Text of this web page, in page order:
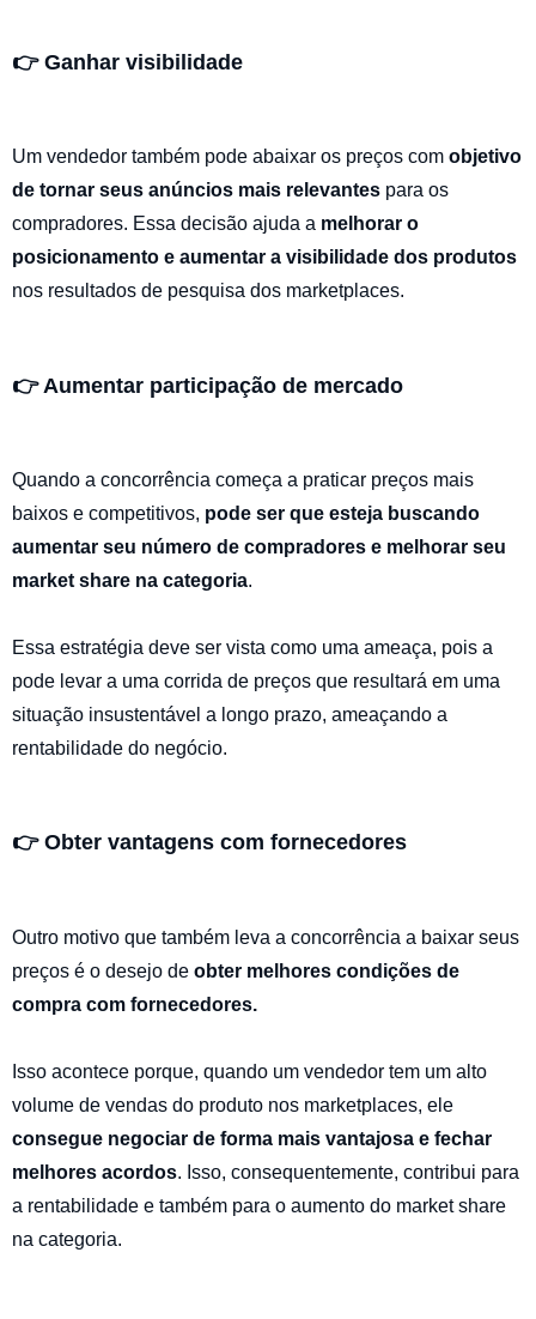
👉 Ganhar visibilidade
Um vendedor também pode abaixar os preços com objetivo
de tornar seus anúncios mais relevantes para os
compradores. Essa decisão ajuda a melhorar o
posicionamento e aumentar a visibilidade dos produtos
nos resultados de pesquisa dos marketplaces.
👉 Aumentar participação de mercado
Quando a concorrência começa a praticar preços mais
baixos e competitivos, pode ser que esteja buscando
aumentar seu número de compradores e melhorar seu
market share na categoria.
Essa estratégia deve ser vista como uma ameaça, pois a
pode levar a uma corrida de preços que resultará em uma
situação insustentável a longo prazo, ameaçando a
rentabilidade do negócio.
👉 Obter vantagens com fornecedores
Outro motivo que também leva a concorrência a baixar seus
preços é o desejo de obter melhores condições de
compra com fornecedores.
Isso acontece porque, quando um vendedor tem um alto
volume de vendas do produto nos marketplaces, ele
consegue negociar de forma mais vantajosa e fechar
melhores acordos. Isso, consequentemente, contribui para
a rentabilidade e também para o aumento do market share
na categoria.